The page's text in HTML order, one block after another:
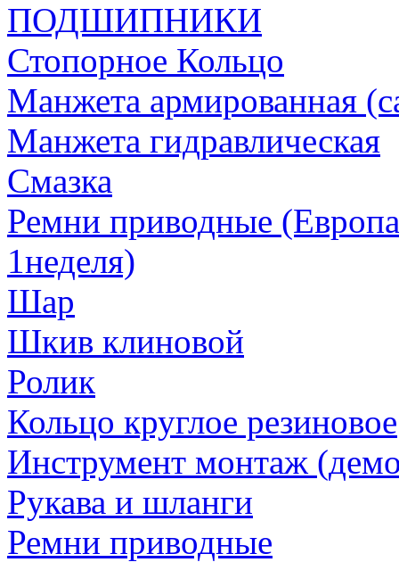
ПОДШИПНИКИ
Стопорное Кольцо
Манжета армированная
Манжета гидравлическая
Cмазка
Ремни приводные
1неделя)
Шар
Шкив клиновой
Ролик
Кольцо круглое резиновое
Инструмент монтаж
Рукава и шланги
Ремни приводные